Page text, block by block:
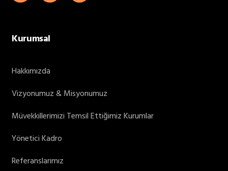
Kurumsal
Hakkımızda
Vizyonumuz & Misyonumuz
Müvekkillerimizi Temsil Ettiğimiz Kurumlar
Yönetici Kadro
Referanslarımız